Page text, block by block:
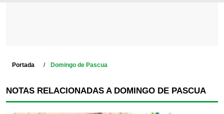
Portada Domingo de Pascua
NOTAS RELACIONADAS A DOMINGO DE PASCUA